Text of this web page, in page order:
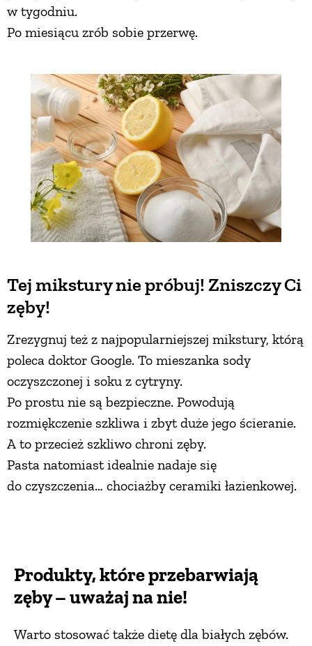
w tygodniu.
Po miesiącu zrób sobie przerwę.
Tej mikstury nie próbuj! Zniszczy Ci
zęby!
Zrezygnuj też z najpopularniejszej mikstury, którą
poleca doktor Google. To mieszanka sody
oczyszczonej i soku z cytryny.
Po prostu nie są bezpieczne. Powodują
rozmiękczenie szkliwa i zbyt duże jego ścieranie.
A to przecież szkliwo chroni zęby.
Pasta natomiast idealnie nadaje się
do czyszczenia… chociażby ceramiki łazienkowej.
Produkty, które przebarwiają
zęby – uważaj na nie!
Warto stosować także dietę dla białych zębów.